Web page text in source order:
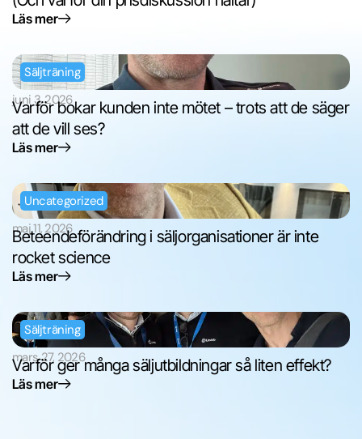
Läs mer
Säljträning
juni 3, 2026
Varför bokar kunden inte mötet – trots att de säger
att de vill ses?
Läs mer
Uncategorized
maj 11, 2026
Beteendeförändring i säljorganisationer är inte
rocket science
Läs mer
Säljträning
mars 27, 2026
Varför ger många säljutbildningar så liten effekt?
Läs mer